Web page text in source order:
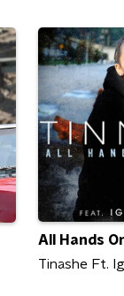
All Hands
Tinashe Ft.